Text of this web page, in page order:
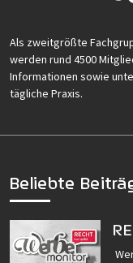
Als zweitgrößte
werden rund 4500
Informationen sowie
tägliche Praxis.
Beliebte